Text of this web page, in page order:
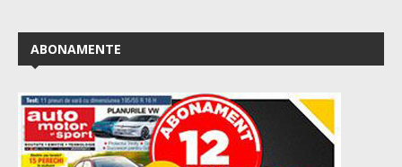
ABONAMENTE